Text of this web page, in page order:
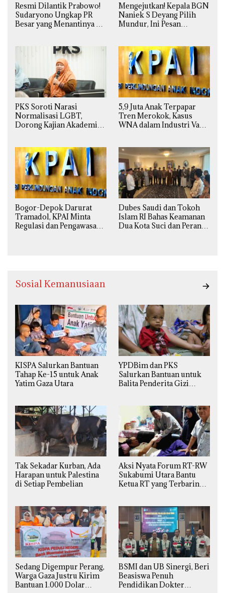
Resmi Dilantik Prabowo!
Sudaryono Ungkap PR
Besar yang Menantinya di
Mengejutkan! Kepala BGN
Naniek S Deyang Pilih
Mundur, Ini Pesan
PKS Soroti Narasi
Normalisasi LGBT,
Dorong Kajian Akademik
Agama
5,9 Juta Anak Terpapar
Tren Merokok, Kasus
WNA dalam Industri Vape
Bogor-Depok Darurat
Tramadol, KPAI Minta
Regulasi dan Pengawasan
Dubes Saudi dan Tokoh
Islam RI Bahas Keamanan
Dua Kota Suci dan Peran
Sosial Kemanusiaan
KISPA Salurkan Bantuan
Tahap Ke-15 untuk Anak
Yatim Gaza Utara
YPDBim dan PKS
Salurkan Bantuan untuk
Balita Penderita Gizi
Tak Sekadar Kurban, Ada
Harapan untuk Palestina
di Setiap Pembelian
Aksi Nyata Forum RT-RW
Sukabumi Utara Bantu
Ketua RT yang Terbaring
Sedang Digempur Perang,
Warga Gaza Justru Kirim
Bantuan 1.000 Dolar
BSMI dan UB Sinergi, Beri
Beasiswa Penuh
Pendidikan Dokter